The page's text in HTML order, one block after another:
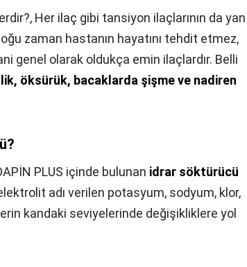
Her ilaç gibi tansiyon ilaçlarının da yan
zaman hastanın hayatını tehdit etmez,
genel olarak oldukça emin ilaçlardır. Belli
öksürük, bacaklarda şişme ve nadiren
PLUS içinde bulunan idrar söktürücü
adı verilen potasyum, sodyum, klor,
kandaki seviyelerinde değişikliklere yol